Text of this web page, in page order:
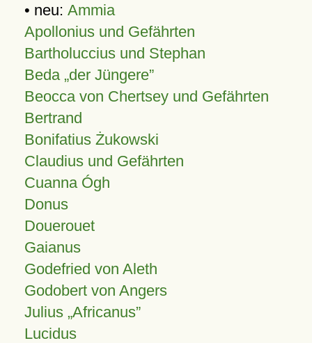
• neu: Ammia
Apollonius und Gefährten
Bartholuccius und Stephan
Beda „der Jüngere”
Beocca von Chertsey und Gefährten
Bertrand
Bonifatius Żukowski
Claudius und Gefährten
Cuanna Ógh
Donus
Douerouet
Gaianus
Godefried von Aleth
Godobert von Angers
Julius Africanus
Lucidus